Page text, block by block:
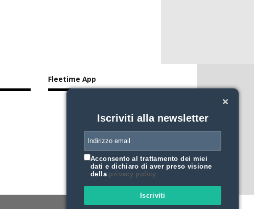
Iscriviti alla newsletter
Acconsento al trattamento dei miei
dati e dichiaro di aver preso visione
della privacy policy
Iscriviti
Fleetime App